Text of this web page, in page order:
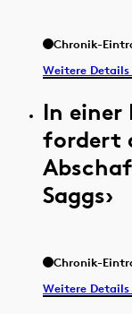
Chronik-
Weitere
In
fordert
Saggs›
Chronik-
Weitere